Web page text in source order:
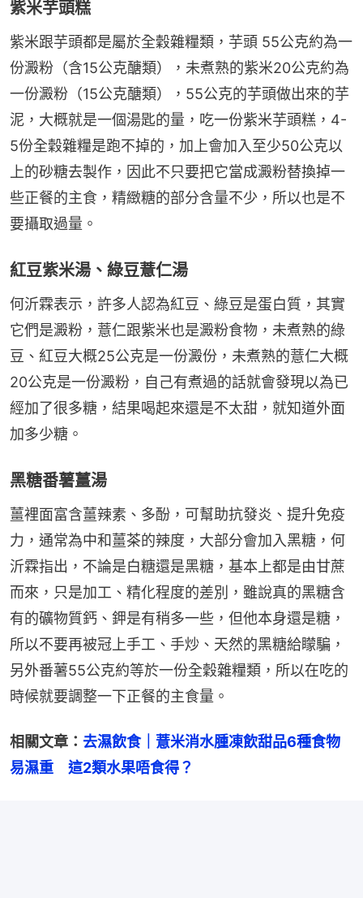
紫米芋頭糕
紫米跟芋頭都是屬於全穀雜糧類，芋頭 55公克約為一
份澱粉（含15公克醣類），未煮熟的紫米20公克約為
一份澱粉（15公克醣類），55公克的芋頭做出來的芋
泥，大概就是一個湯匙的量，吃一份紫米芋頭糕，4-
5份全穀雜糧是跑不掉的，加上會加入至少50公克以
上的砂糖去製作，因此不只要把它當成澱粉替換掉一
些正餐的主食，精緻糖的部分含量不少，所以也是不
要攝取過量。
紅豆紫米湯、綠豆薏仁湯
何沂霖表示，許多人認為紅豆、綠豆是蛋白質，其實
它們是澱粉，薏仁跟紫米也是澱粉食物，未煮熟的綠
豆、紅豆大概25公克是一份澱份，未煮熟的薏仁大概
20公克是一份澱粉，自己有煮過的話就會發現以為已
經加了很多糖，結果喝起來還是不太甜，就知道外面
加多少糖。
黑糖番薯薑湯
薑裡面富含薑辣素、多酚，可幫助抗發炎、提升免疫
力，通常為中和薑茶的辣度，大部分會加入黑糖，何
沂霖指出，不論是白糖還是黑糖，基本上都是由甘蔗
而來，只是加工、精化程度的差別，雖說真的黑糖含
有的礦物質鈣、鉀是有稍多一些，但他本身還是糖，
所以不要再被冠上手工、手炒、天然的黑糖給矇騙，
另外番薯55公克約等於一份全穀雜糧類，所以在吃的
時候就要調整一下正餐的主食量。
相關文章： 去濕飲食｜薏米消水腫凍飲甜品6種食物
易濕重　這2類水果唔食得？